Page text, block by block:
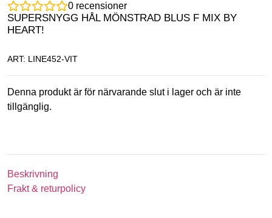
0 recensioner
SUPERSNYGG HÅL MÖNSTRAD BLUS F MIX BY
HEART!
ART: LINE452-VIT
Denna produkt är för närvarande slut i lager och är inte
tillgänglig.
Beskrivning
Frakt & returpolicy